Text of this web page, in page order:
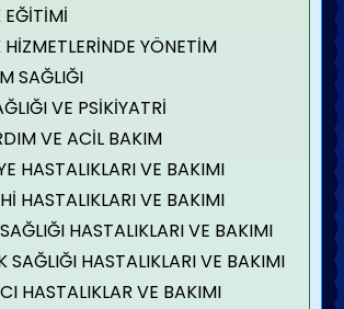
EĞİTİMİ
HİZMETLERİNDE YÖNETİM
SAĞLIĞI
VE PSİKİYATRİ
VE ACİL BAKIM
HASTALIKLARI VE BAKIMI
HASTALIKLARI VE BAKIMI
HASTALIKLARI VE BAKIMI
SAĞLIĞI HASTALIKLARI VE BAKIMI
HASTALIKLAR VE BAKIMI